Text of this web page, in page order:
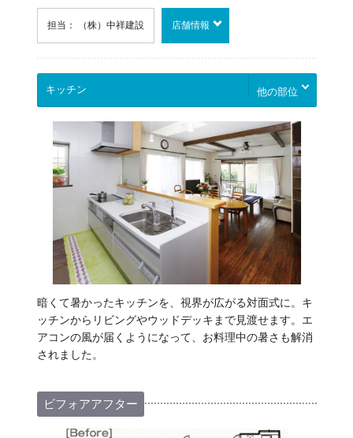
担当： （株）中祥建設 店舗情報
他の部位
暗くて暑かったキッチンを、視界が広がる対面式に。キ
ッチンからリビングやウッドデッキまで見渡せます。エ
アコンの風が届くようになって、お料理中の暑さも解消
されました。
ビフォアアフター